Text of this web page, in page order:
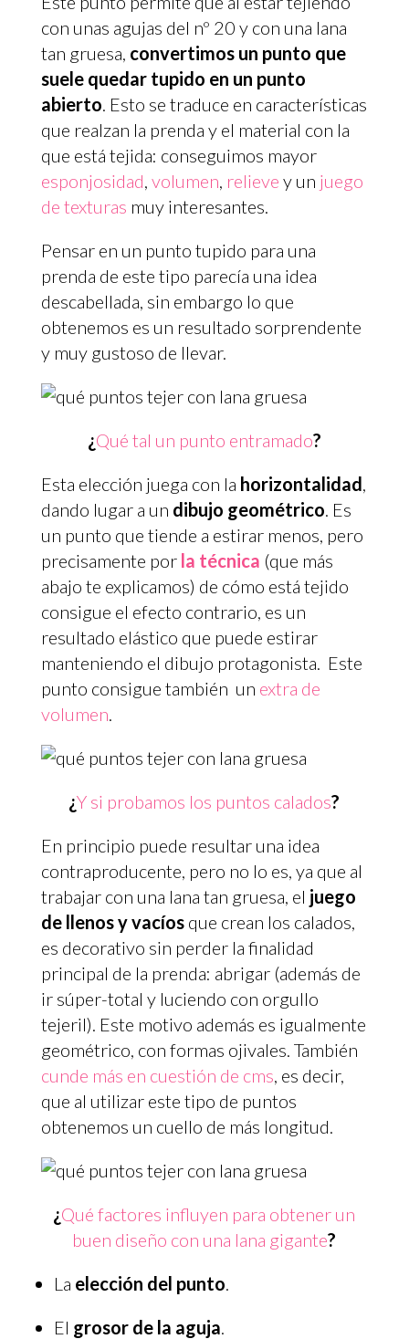
con unas agujas del nº 20 y con una lana
tan gruesa, convertimos un punto que
suele quedar tupido en un punto
abierto. Esto se traduce en características
que realzan la prenda y el material con la
que está tejida: conseguimos mayor
esponjosidad, volumen, relieve y un juego
de texturas muy interesantes.
Pensar en un punto tupido para una
prenda de este tipo parecía una idea
descabellada, sin embargo lo que
obtenemos es un resultado sorprendente
y muy gustoso de llevar.
¿Qué tal un punto entramado?
Esta elección juega con la horizontalidad,
dando lugar a un dibujo geométrico. Es
un punto que tiende a estirar menos, pero
precisamente por la técnica (que más
abajo te explicamos) de cómo está tejido
consigue el efecto contrario, es un
resultado elástico que puede estirar
manteniendo el dibujo protagonista. Este
punto consigue también un extra de
volumen.
¿Y si probamos los puntos calados?
En principio puede resultar una idea
contraproducente, pero no lo es, ya que al
trabajar con una lana tan gruesa, el juego
de llenos y vacíosque crean los calados,
es decorativo sin perder la finalidad
principal de la prenda: abrigar (además de
ir súper-total y luciendo con orgullo
tejeril). Este motivo además es igualmente
geométrico, con formas ojivales. También
cunde más en cuestión de cms, es decir,
que al utilizar este tipo de puntos
obtenemos un cuello de más longitud.
¿Qué factores influyen para obtener un
buen diseño con una lana gigante?
La elección del punto.
El grosor de la aguja.